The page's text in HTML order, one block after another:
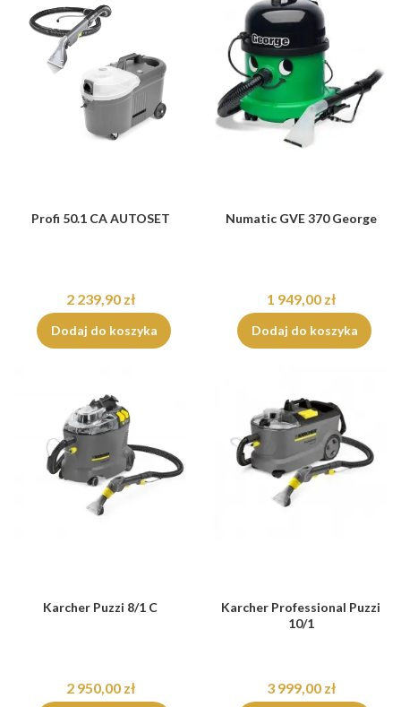
Profi 50.1 CA AUTOSET
2 239,90 zł
Dodaj do koszyka
Numatic GVE 370 George
1 949,00 zł
Dodaj do koszyka
Karcher Puzzi 8/1 C
2 950,00 zł
Karcher Professional Puzzi
10/1
3 999,00 zł